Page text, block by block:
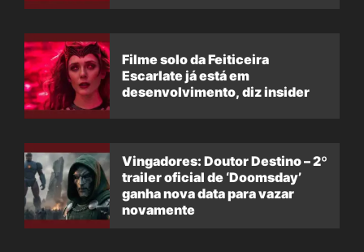
Filme solo da Feiticeira
Escarlate já está em
desenvolvimento, diz insider
Vingadores: Doutor Destino – 2º
trailer oficial de ‘Doomsday’
ganha nova data para vazar
novamente